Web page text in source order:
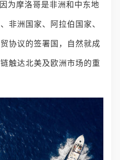
为摩洛哥是非洲和中东地
非洲国家、阿拉伯国家、
协议的签署国，自然就成
触达北美及欧洲市场的重